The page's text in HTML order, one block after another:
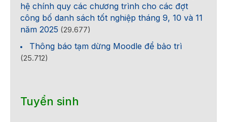
hệ chính quy các chương trình cho các đợt
công bố danh sách tốt nghiệp tháng 9, 10 và 11
năm 2025 (29.677)
Thông báo tạm dừng Moodle để bảo trì
(25.712)
Tuyển sinh